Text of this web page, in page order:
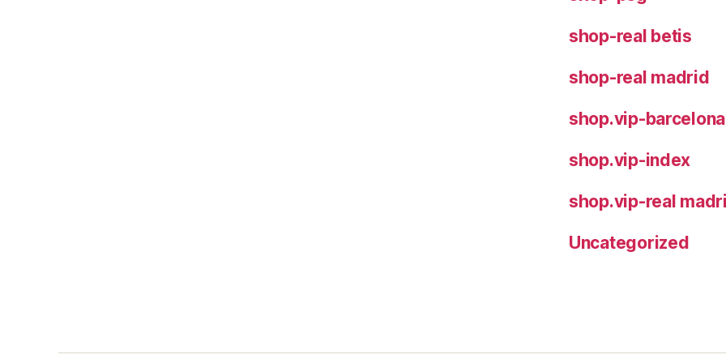
shop-real betis
shop-real madrid
shop.vip-barcelona
shop.vip-index
shop.vip-real
Uncategorized